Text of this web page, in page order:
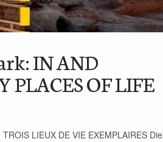
IN AND
PLACES OF LIFE
LIEUX DE VIE EXEMPLAIRES Die